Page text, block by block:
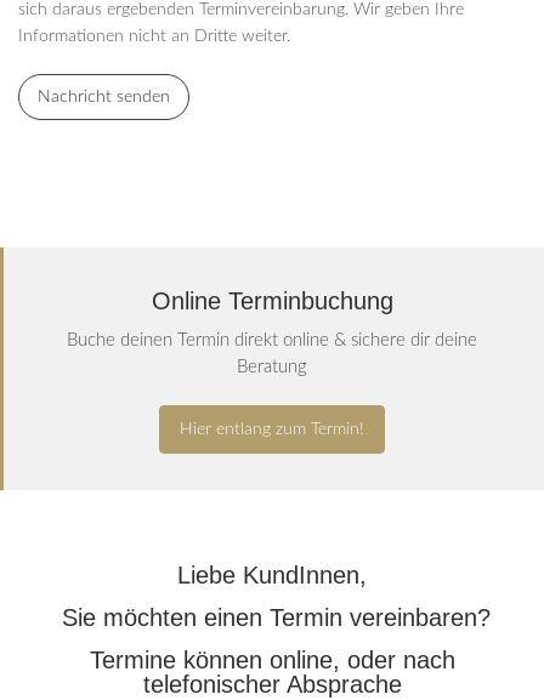
sich daraus ergebenden Terminvereinbarung. Wir geben Ihre
Informationen nicht an Dritte weiter.
Online Terminbuchung
Buche deinen Termin direkt online & sichere dir deine
Beratung
Hier entlang zum Termin!
Liebe KundInnen,
Sie möchten einen Termin vereinbaren?
Termine können online, oder nach
telefonischer Absprache